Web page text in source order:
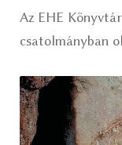
Az EHE
csatolmányban